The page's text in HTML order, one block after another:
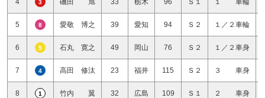
3
5 8 愛敬 博之 39 愛知 94 Ｓ２ １／２車輪
6 5 石丸 寛之 49 岡山 76 Ｓ２ １／２車身
7 4 高田 修汰 23 福井 115 Ｓ２ ３ 車身
8 1 竹内 翼 32 広島 109 Ｓ１ ２ 車身